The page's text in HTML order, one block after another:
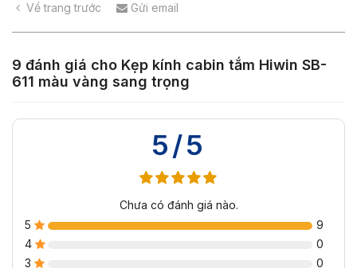
Về trang trước Gửi email
9 đánh giá cho Kẹp kính cabin tắm Hiwin SB-
611 màu vàng sang trọng
5/5
Chưa có đánh giá nào.
5
9
4
0
3
0